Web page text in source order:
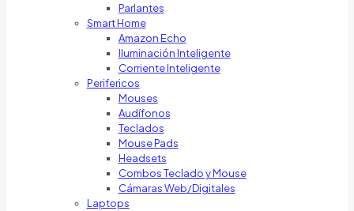
Parlantes
Smart Home
Amazon Echo
Iluminación Inteligente
Corriente Inteligente
Perifericos
Mouses
Audífonos
Teclados
Mouse Pads
Headsets
Combos Teclado y Mouse
Cámaras Web/Digitales
Laptops